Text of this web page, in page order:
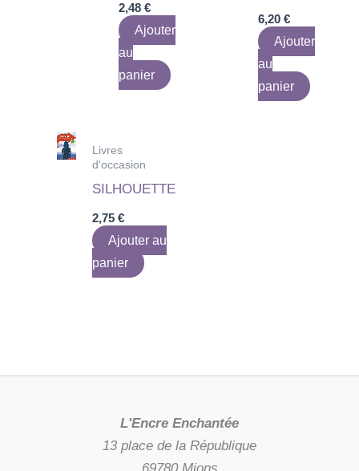
2,48€
Ajouter
au
panier
6,20 €
Ajouter
au
panier
Livres
d'occasion
SILHOUETTE
2,75€
Ajouter au
panier
L'Encre Enchantée
13 place de la République
69780 Mions